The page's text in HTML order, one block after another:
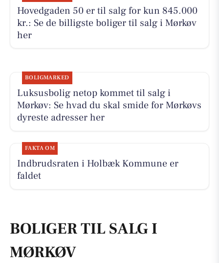
Hovedgaden 50 er til salg for kun 845.000
kr.: Se de billigste boliger til salg i Mørkøv
her
BOLIGMARKED
Luksusbolig netop kommet til salg i
Mørkøv: Se hvad du skal smide for Mørkøvs
dyreste adresser her
FAKTA OM
Indbrudsraten i Holbæk Kommune er
faldet
BOLIGER TIL SALG I
MØRKØV